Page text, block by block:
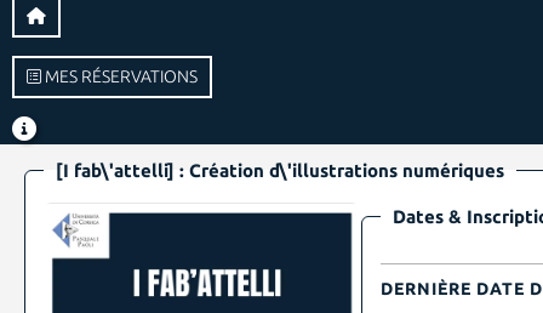
MES RÉSERVATIONS
[I fab\'attelli] : Création d\'illustrations numériques
Dates &
DERNIÈRE DATE